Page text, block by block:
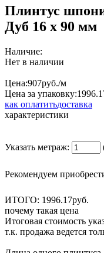
Плинтус
Дуб 16 х 90 мм
Наличие:
Нет в наличии
Цена:907руб./м
Цена за упаковку:1996.
как оплатитьдоставка
характеристики
Указать метраж:
Рекомендуем
ИТОГО: 1996.17руб.
почему такая цена
Итоговая стоимость
т.к. продажа ведется